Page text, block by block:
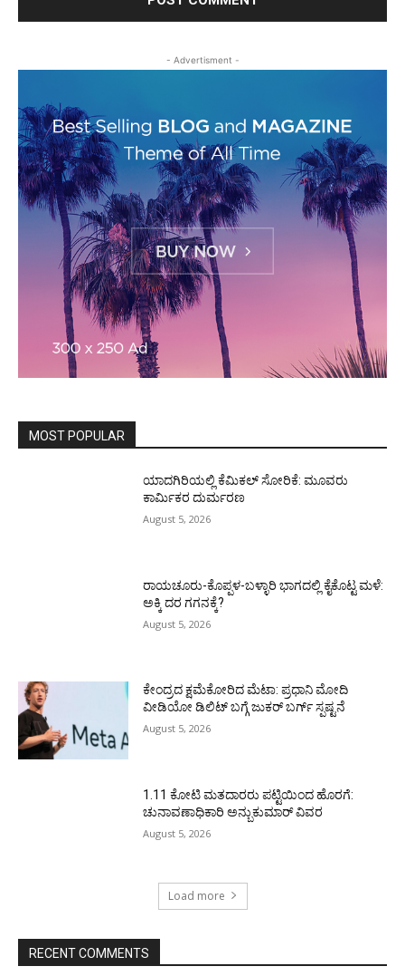
- Advertisment -
MOST POPULAR
ಯಾದಗಿರಿಯಲ್ಲಿ ಕೆಮಿಕಲ್ ಸೋರಿಕೆ: ಮೂವರು
ಕಾರ್ಮಿಕರ ದುರ್ಮರಣ
August 5, 2026
ರಾಯಚೂರು-ಕೊಪ್ಪಳ-ಬಳ್ಳಾರಿ ಭಾಗದಲ್ಲಿ ಕೈಕೊಟ್ಟ ಮಳೆ:
ಅಕ್ಕಿ ದರ ಗಗನಕ್ಕೆ?
August 5, 2026
ಕೇಂದ್ರದ ಕ್ಷಮೆಕೋರಿದ ಮೆಟಾ: ಪ್ರಧಾನಿ ಮೋದಿ
ವೀಡಿಯೋ ಡಿಲಿಟ್ ಬಗ್ಗೆ ಜುಕರ್ ಬರ್ಗ್ ಸ್ಪಷ್ಟನೆ
August 5, 2026
1.11 ಕೋಟಿ ಮತದಾರರು ಪಟ್ಟಿಯಿಂದ ಹೊರಗೆ:
ಚುನಾವಣಾಧಿಕಾರಿ ಅನ್ಬುಕುಮಾರ್ ವಿವರ
August 5, 2026
Load more
RECENT COMMENTS